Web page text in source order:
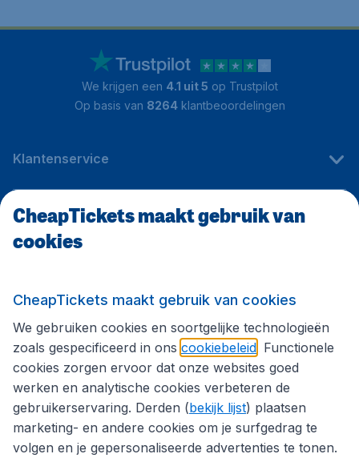
We krijgen een 4.1 uit 5 op Trustpilot
Op basis van 8264klantbeoordelingen
Klantenservice
CheapTickets.be
Volg CheapTickets.be
CheapTickets maakt gebruik van
cookies
CheapTickets maakt gebruik van cookies
We gebruiken cookies en soortgelijke technologieën
zoals gespecificeerd in ons cookiebeleid . Functionele
cookies zorgen ervoor dat onze websites goed
werken en analytische cookies verbeteren de
gebruikerservaring. Derden (bekijk lijst) plaatsen
marketing- en andere cookies om je surfgedrag te
volgen en je gepersonaliseerde advertenties te tonen.